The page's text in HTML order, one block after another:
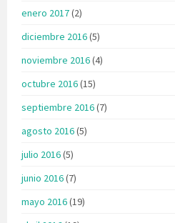
enero 2017(2)
diciembre 2016(5)
noviembre 2016(4)
octubre 2016(15)
septiembre 2016(7)
agosto 2016(5)
julio 2016(5)
junio 2016(7)
mayo 2016(19)